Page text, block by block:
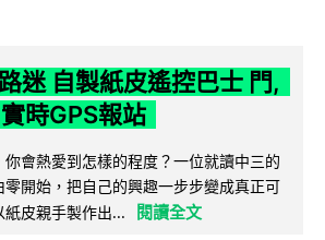
迷 自製紙皮遙控巴士 門,
時GPS報站
會熱愛到怎樣的程度？一位就讀中三的
開始，把自己的興趣一步步變成真正可
皮親手製作出...
閱讀全文